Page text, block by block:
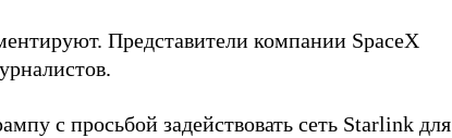
Представители компании SpaceX
с просьбой задействовать сеть Starlink для